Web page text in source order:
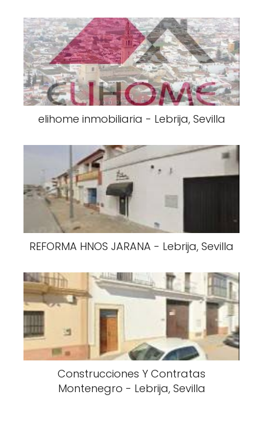
elihome inmobiliaria - Lebrija, Sevilla
REFORMA HNOS JARANA - Lebrija, Sevilla
Construcciones Y Contratas
Montenegro - Lebrija, Sevilla